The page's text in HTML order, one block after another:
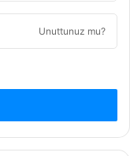
Unuttunuz mu?